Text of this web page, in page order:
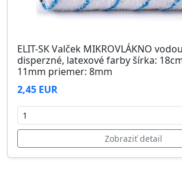
ELIT-SK Valček MIKROVLÁKNO
disperzné, latexové farby šírka:
11mm priemer: 8mm
2,45 EUR
Zobraziť detail